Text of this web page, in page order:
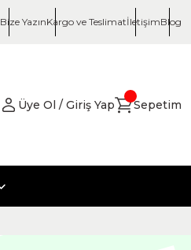
Bize YazınKargo ve TeslimatİletişimBlog
Üye Ol / Giriş Yap Sepetim